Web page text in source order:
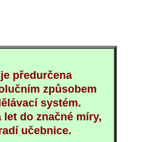
předurčena
způsobem
systém.
let do značné míry,
učebnice.